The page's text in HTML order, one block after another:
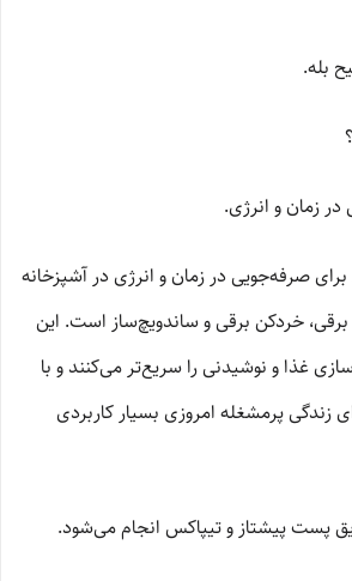
بله.
زمان و انرژی.
صرفه‌جویی در زمان و انرژی در آشپزخانه
خردکن برقی و ساندویچ‌ساز است. این
غذا و نوشیدنی را سریع‌تر می‌کنند و با
زندگی پرمشغله امروزی بسیار کاربردی
پست پیشتاز و تیپاکس انجام می‌شود.